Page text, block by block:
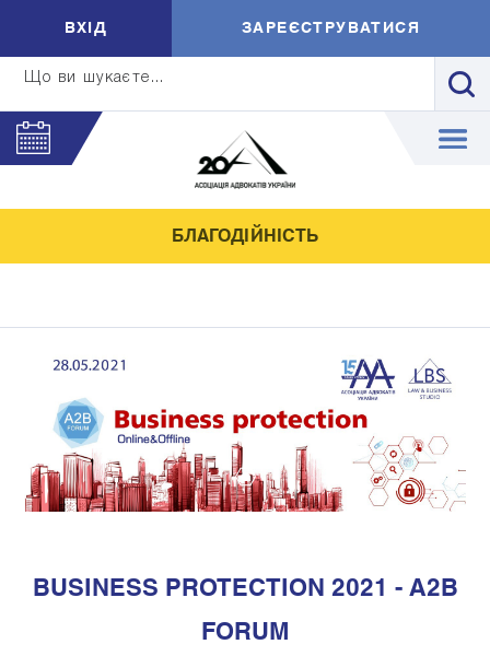
Що ви шукаєте...
ВXIД ЗАРЕЄСТРУВАТИСЯ
БЛАГОДІЙНІСТЬ
1
BUSINESS PROTECTION 2021 - A2B
FORUM